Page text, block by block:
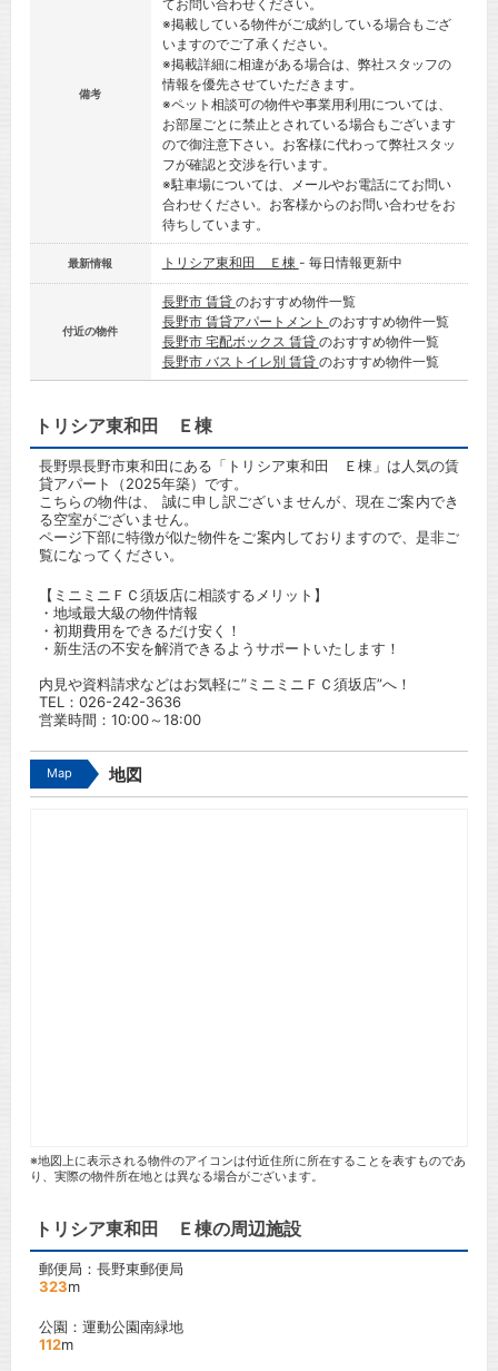
備考
てお問い合わせください。
※掲載している物件がご成約している場合もござ
いますのでご了承ください。
※掲載詳細に相違がある場合は、弊社スタッフの
情報を優先させていただきます。
※ペット相談可の物件や事業用利用については、
お部屋ごとに禁止とされている場合もございます
ので御注意下さい。お客様に代わって弊社スタッ
フが確認と交渉を行います。
※駐車場については、メールやお電話にてお問い
合わせください。お客様からのお問い合わせをお
待ちしています。
最新情報 トリシア東和田 Ｅ棟 - 毎日情報更新中
付近の物件
長野市 賃貸 のおすすめ物件一覧
長野市 賃貸アパートメント のおすすめ物件一覧
長野市 宅配ボックス 賃貸 のおすすめ物件一覧
長野市 バストイレ別 賃貸 のおすすめ物件一覧
トリシア東和田 Ｅ棟
長野県長野市東和田にある「トリシア東和田 Ｅ棟」は人気の賃
貸アパート（2025年築）です。
こちらの物件は、 誠に申し訳ございませんが、現在ご案内でき
る空室がございません。
ページ下部に特徴が似た物件をご案内しておりますので、是非ご
覧になってください。
【ミニミニＦＣ須坂店に相談するメリット】
・地域最大級の物件情報
・初期費用をできるだけ安く！
・新生活の不安を解消できるようサポートいたします！
内見や資料請求などはお気軽に”ミニミニＦＣ須坂店”へ！
TEL： 026-242-3636
営業時間：10:00～18:00
Map 地図
※地図上に表示される物件のアイコンは付近住所に所在することを表すものであ
り、実際の物件所在地とは異なる場合がございます。
トリシア東和田 Ｅ棟の周辺施設
郵便局：長野東郵便局
323m
公園：運動公園南緑地
112m